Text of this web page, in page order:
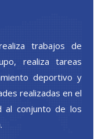
trabajos de
realiza tareas
deportivo y
realizadas en el
al conjunto de los